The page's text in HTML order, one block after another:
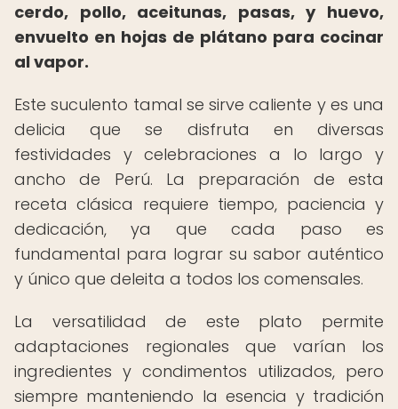
cerdo, pollo, aceitunas, pasas, y huevo,
envuelto en hojas de plátano para cocinar
al vapor.
Este suculento tamal se sirve caliente y es una
delicia que se disfruta en diversas
festividades y celebraciones a lo largo y
ancho de Perú. La preparación de esta
receta clásica requiere tiempo, paciencia y
dedicación, ya que cada paso es
fundamental para lograr su sabor auténtico
y único que deleita a todos los comensales.
La versatilidad de este plato permite
adaptaciones regionales que varían los
ingredientes y condimentos utilizados, pero
siempre manteniendo la esencia y tradición